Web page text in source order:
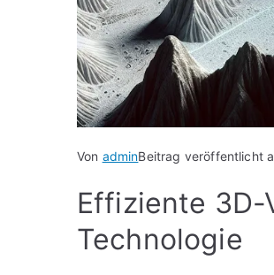
Von adminBeitrag veröffentlicht
Effiziente 3D-
Technologie